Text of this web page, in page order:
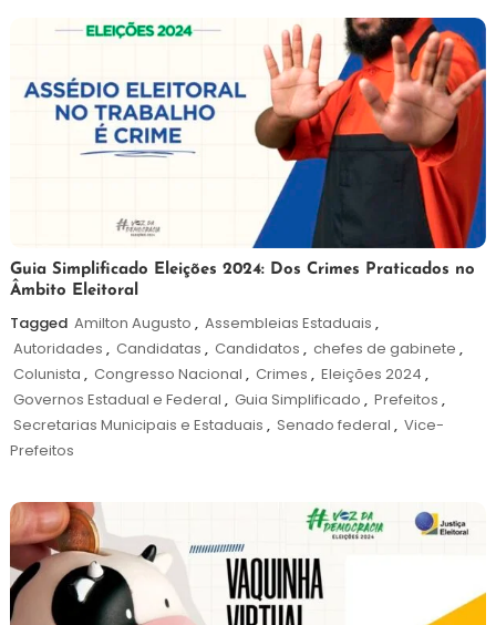
25
de
outubro
de
2024
Redação
Guia Simplificado Eleições 2024: Dos Crimes Praticados no
Âmbito Eleitoral
Tagged Amilton Augusto , Assembleias Estaduais ,
Autoridades , Candidatas , Candidatos , chefes de gabinete ,
Colunista , Congresso Nacional , Crimes , Eleições 2024 ,
Governos Estadual e Federal , Guia Simplificado , Prefeitos ,
Secretarias Municipais e Estaduais , Senado federal , Vice-
Prefeitos